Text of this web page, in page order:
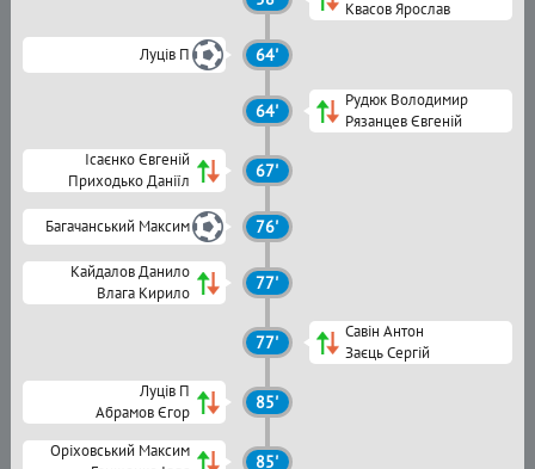
Квасов Ярослав
Луців П 64'
64'
Рудюк Володимир
Рязанцев Євгеній
Ісаєнко Євгеній
Приходько Даніїл
67'
Багачанський Максим 76'
Кайдалов Данило
Влага Кирило
77'
77'
Савін Антон
Заєць Сергій
Луців П
Абрамов Єгор
85'
Оріховський Максим
85'